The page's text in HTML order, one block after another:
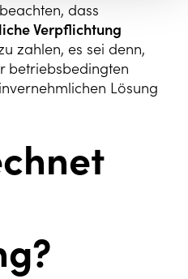
dass
Verpflichtung
zahlen, es sei denn,
betriebsbedingten
Lösung